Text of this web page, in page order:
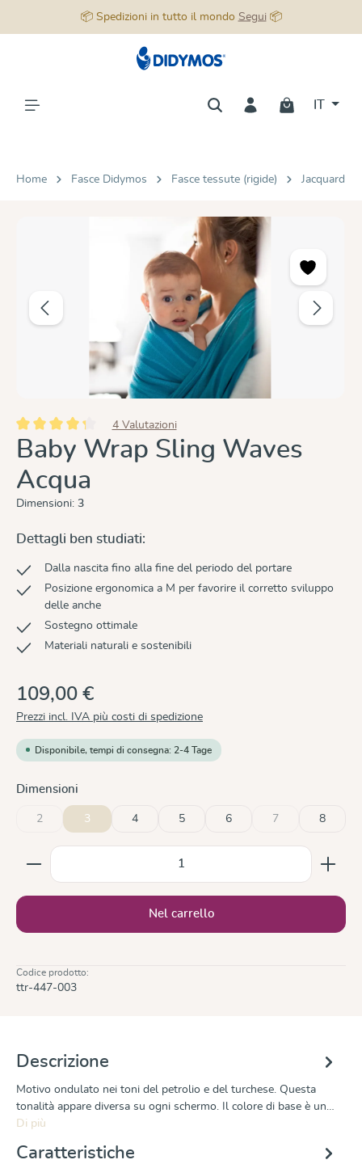
📦 Spedizioni in tutto il mondo Segui📦
Home Fasce Didymos Fasce tessute (rigide) Jacquard
Valutazione media di 4.2 su 5 stelle
4 Valutazioni
Baby Wrap Sling Waves
Acqua
Dimensioni: 3
Dettagli ben studiati:
Dalla nascita fino alla fine del periodo del portare
Posizione ergonomica a M per favorire il corretto sviluppo
delle anche
Sostegno ottimale
Materiali naturali e sostenibili
109,00 €
Prezzi incl. IVA più costi di spedizione
Disponibile, tempi di consegna: 2-4 Tage
Seleziona
Dimensioni
2
(Questa opzione non è al momento disponibile.)
3 4 5 6 7 8
Quantità del prodotto: inserisci la quantità
Nel carrello
Codice prodotto:
ttr-447-003
Descrizione
Motivo ondulato nei toni del petrolio e del turchese. Questa
tonalità appare diversa su ogni schermo. Il colore di base è un…
Di più
Caratteristiche